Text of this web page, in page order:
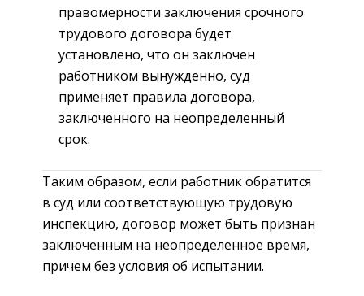
правомерности заключения срочного
трудового договора будет
установлено, что он заключен
работником вынужденно, суд
применяет правила договора,
заключенного на неопределенный
срок.
Таким образом, если работник обратится
в суд или соответствующую трудовую
инспекцию, договор может быть признан
заключенным на неопределенное время,
причем без условия об испытании.